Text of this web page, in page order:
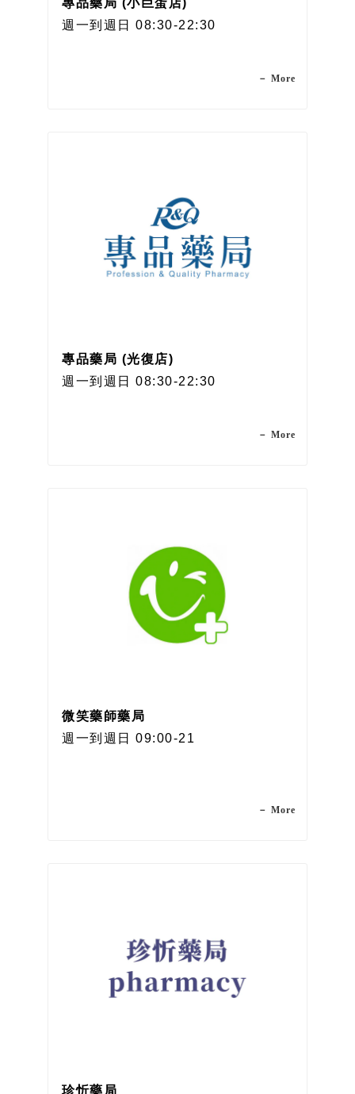
週一到週日 08:30-22:30
－ More
專品藥局 (光復店)
週一到週日 08:30-22:30
－ More
微笑藥師藥局
週一到週日 09:00-21
－ More
珍忻藥局